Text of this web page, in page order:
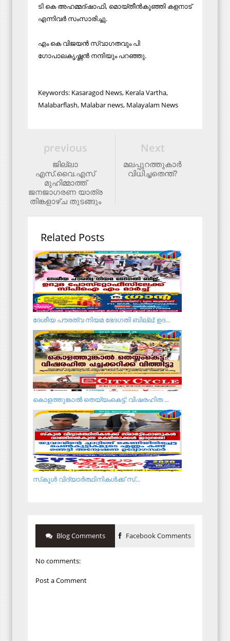
ടി കെ അഹമ്മദ്ഷാഫി, മൊയ്തീന്‍കുഞ്ഞി കളനാട്
എന്നിവര്‍ സംസാരിച്ചു.
എം കെ വിജയന്‍ സ്വാഗതവും പി
ഗോപാലകൃഷ്ണന്‍ നന്ദിയും പറഞ്ഞു.
Keywords: Kasaragod News, Kerala Vartha,
Malabarflash, Malabar news, Malayalam News
Next
മലപ്പുറത്തുകാര്‍
വിധിച്ചതെന്ത്?
previous
ജില്ലാ
എസ്.വൈ.എസ്
മുഹിമ്മാത്ത്
ജനജാഗരണ യാത്ര
തിങ്കളാഴ്ച തുടങ്ങും
Related Posts
ദേശീയ പൗരത്വ നിയമ ഭേദഗതി ബില്ല്; ഉദ...
കൊളത്തുങ്കാൽ തെയ്യംകെട്ട്: വിഷരഹിത ...
സ്‌കൂള്‍ വിദ്യാര്‍ത്ഥിനികള്‍ക്ക് സ്...
Blog Comments Facebook Comments
No comments:
Post a Comment